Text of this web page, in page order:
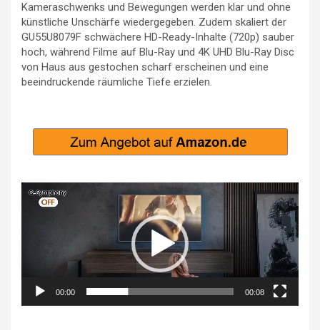
Kameraschwenks und Bewegungen werden klar und ohne
künstliche Unschärfe wiedergegeben. Zudem skaliert der
GU55U8079F schwächere HD-Ready-Inhalte (720p) sauber
hoch, während Filme auf Blu-Ray und 4K UHD Blu-Ray Disc
von Haus aus gestochen scharf erscheinen und eine
beeindruckende räumliche Tiefe erzielen.
Video-
Player
00:00 00:08